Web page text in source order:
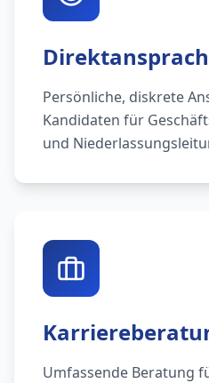
Persönliche, diskrete
Kandidaten für
und
Umfassende Beratung